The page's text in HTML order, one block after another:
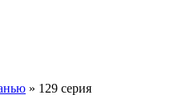
» 129 серия